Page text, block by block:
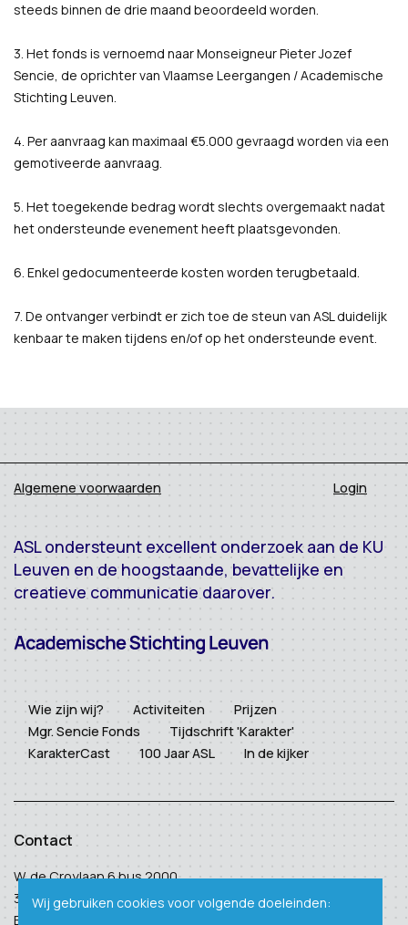
steeds binnen de drie maand beoordeeld worden.
3. Het fonds is vernoemd naar Monseigneur Pieter Jozef
Sencie, de oprichter van Vlaamse Leergangen / Academische
Stichting Leuven.
4. Per aanvraag kan maximaal €5.000 gevraagd worden via een
gemotiveerde aanvraag.
5. Het toegekende bedrag wordt slechts overgemaakt nadat
het ondersteunde evenement heeft plaatsgevonden.
6. Enkel gedocumenteerde kosten worden terugbetaald.
7. De ontvanger verbindt er zich toe de steun van ASL duidelijk
kenbaar te maken tijdens en/of op het ondersteunde event.
Algemene voorwaarden Login
ASL ondersteunt excellent onderzoek aan de KU
Leuven en de hoogstaande, bevattelijke en
creatieve communicatie daarover.
Wie zijn wij? Activiteiten
Prijzen
Mgr. Sencie Fonds
Tijdschrift 'Karakter'
KarakterCast
100 Jaar ASL In de kijker
Contact
W. de Croylaan 6 bus 2000
3001 Heverlee
BTW: BE 0410 938 124
Wij gebruiken cookies voor volgende doeleinden: